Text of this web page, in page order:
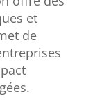
et
de